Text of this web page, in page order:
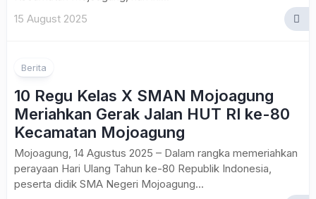
15 August 2025
Berita
10 Regu Kelas X SMAN Mojoagung
Meriahkan Gerak Jalan HUT RI ke-80
Kecamatan Mojoagung
Mojoagung, 14 Agustus 2025 – Dalam rangka memeriahkan
perayaan Hari Ulang Tahun ke-80 Republik Indonesia,
peserta didik SMA Negeri Mojoagung...